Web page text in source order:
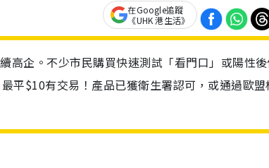
在Google追蹤
《UHK 港生活》
高企。不少市民購買快速測試「看門口」或陽性
平$10有交易！產品已獲衛生署認可，或通過歐盟